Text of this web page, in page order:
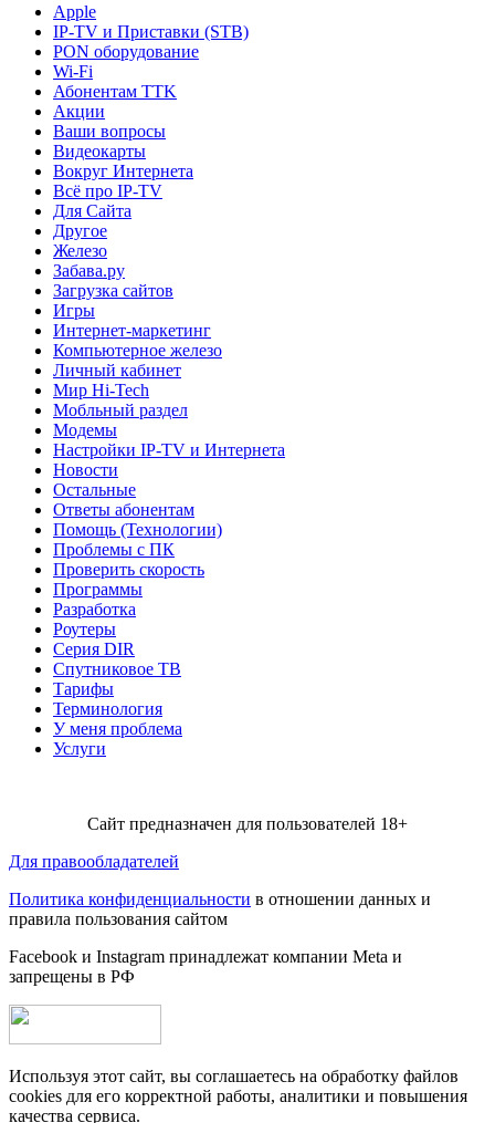
Apple
IP-TV и Приставки (STB)
PON оборудование
Wi-Fi
Абонентам TTK
Акции
Ваши вопросы
Видеокарты
Вокруг Интернета
Всё про IP-TV
Для Сайта
Другое
Железо
Забава.ру
Загрузка сайтов
Игры
Интернет-маркетинг
Компьютерное железо
Личный кабинет
Мир Hi-Tech
Мобльный раздел
Модемы
Настройки IP-TV и Интернета
Новости
Остальные
Ответы абонентам
Помощь (Технологии)
Проблемы с ПК
Проверить скорость
Программы
Разработка
Роутеры
Серия DIR
Спутниковое ТВ
Тарифы
Терминология
У меня проблема
Услуги
Сайт предназначен для пользователей 18+
Для правообладателей
Политика конфиденциальности в отношении данных и
правила пользования сайтом
Facebook и Instagram принадлежат компании Metа и
запрещены в РФ
Используя этот сайт, вы соглашаетесь на обработку файлов
cookies для его корректной работы, аналитики и повышения
качества сервиса.